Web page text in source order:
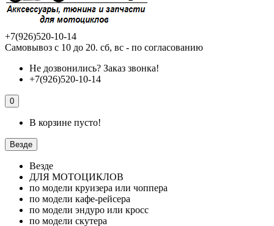
+7(926)520-10-14
Самовывоз с 10 до 20. сб, вс - по согласованию
Не дозвонились? Заказ звонка!
+7(926)520-10-14
0
В корзине пусто!
Везде
Везде
ДЛЯ МОТОЦИКЛОВ
по модели круизера или чоппера
по модели кафе-рейсера
по модели эндуро или кросс
по модели скутера